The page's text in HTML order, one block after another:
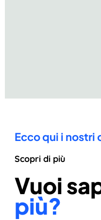
Ecco qui i nostri
Scopri di più
Vuoi
più?